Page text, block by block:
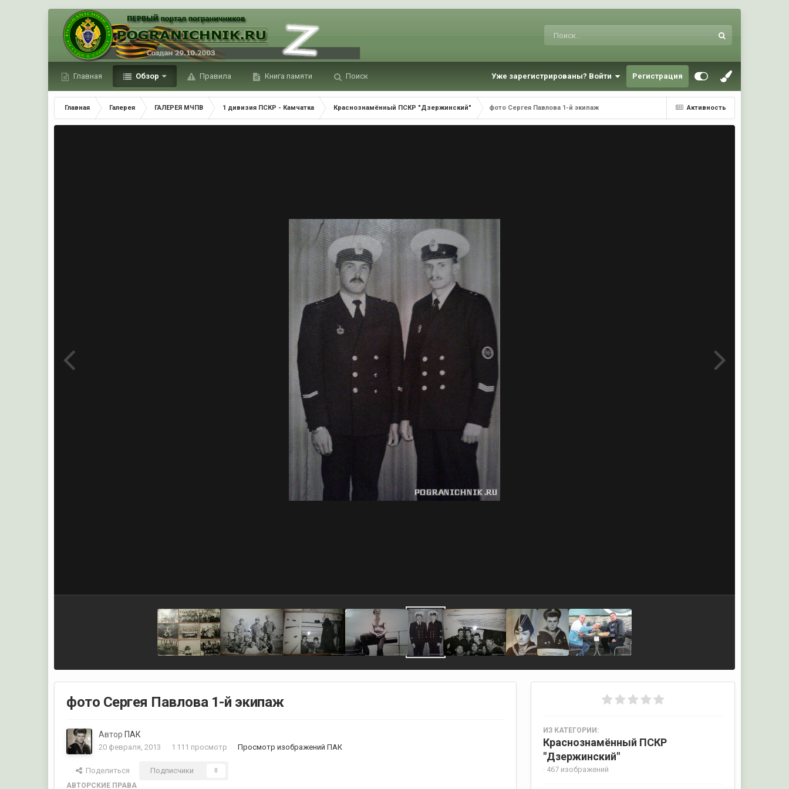
Главная Обзор Правила Книга памяти Поиск Уже зарегистрированы? Войти Регистрация
Активность
Главная Галерея ГАЛЕРЕЯ МЧПВ 1 дивизия ПСКР - Камчатка Краснознамённый ПСКР "Дзержинский" фото Сергея Павлова 1-й экипаж
фото Сергея Павлова 1-й экипаж
Автор ПАК
20 февраля, 2013 1 111 просмотр Просмотр изображений ПАК
Поделиться Подписчики 0
АВТОРСКИЕ ПРАВА
ИЗ КАТЕГОРИИ:
Краснознамённый ПСКР
"Дзержинский"
· 467 изображений